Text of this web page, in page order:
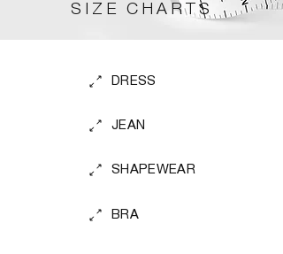
SIZE CHARTS
DRESS
JEAN
SHAPEWEAR
BRA